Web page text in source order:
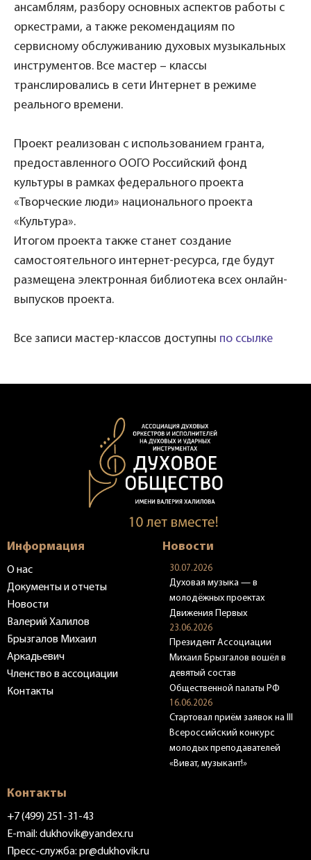
ансамблям, разбору основных аспектов работы с
оркестрами, а также рекомендациям по
сервисному обслуживанию духовых музыкальных
инструментов. Все мастер – классы
транслировались в сети Интернет в режиме
реального времени.
Проект реализован с использованием гранта,
предоставленного ООГО Российский фонд
культуры в рамках федерального проекта
«Творческие люди» национального проекта
«Культура».
Итогом проекта также станет создание
самостоятельного интернет-ресурса, где будут
размещена электронная библиотека всех онлайн-
выпусков проекта.
Все записи мастер-классов доступны по ссылке
Информация
О нас
Документы и отчеты
Новости
Валерий Халилов
Брызгалов Михаил
Аркадьевич
Членство в ассоциации
Контакты
Новости
30.07.2026
Духовая музыка — в
молодёжных проектах
Движения Первых
23.06.2026
Президент Ассоциации
Михаил Брызгалов вошёл в
девятый состав
Общественной палаты РФ
16.06.2026
Стартовал приём заявок на III
Всероссийский конкурс
молодых преподавателей
«Виват, музыкант!»
Контакты
+7 (499) 251-31-43
E-mail: dukhovik@yandex.ru
Пресс-служба: pr@dukhovik.ru